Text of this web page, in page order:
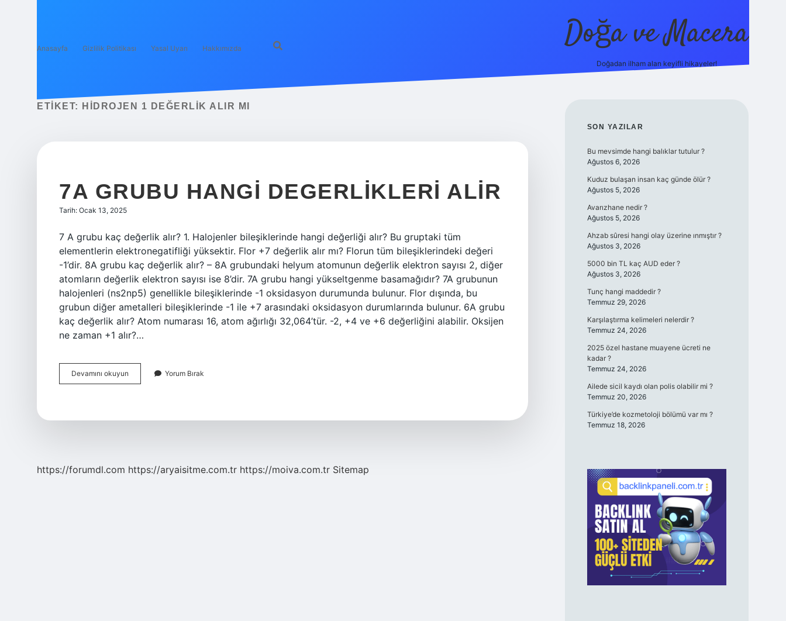
Anasayfa Gizlilik Politikası Yasal Uyarı Hakkımızda Doğa ve Macera
Doğadan ilham alan keyifli hikayeler!
ETIKET: HIDROJEN 1 DEĞERLIK ALIR MI
7A GRUBU HANGI DEGERLIKLERI ALIR
Tarih: Ocak 13, 2025
7 A grubu kaç değerlik alır? 1. Halojenler bileşiklerinde hangi değerliği alır? Bu gruptaki tüm
elementlerin elektronegatifliği yüksektir. Flor +7 değerlik alır mı? Florun tüm bileşiklerindeki değeri
-1’dir. 8A grubu kaç değerlik alır? – 8A grubundaki helyum atomunun değerlik elektron sayısı 2, diğer
atomların değerlik elektron sayısı ise 8’dir. 7A grubu hangi yükseltgenme basamağıdır? 7A grubunun
halojenleri (ns2np5) genellikle bileşiklerinde -1 oksidasyon durumunda bulunur. Flor dışında, bu
grubun diğer ametalleri bileşiklerinde -1 ile +7 arasındaki oksidasyon durumlarında bulunur. 6A grubu
kaç değerlik alır? Atom numarası 16, atom ağırlığı 32,064’tür. -2, +4 ve +6 değerliğini alabilir. Oksijen
ne zaman +1 alır?…
Devamını okuyun
Grubu
Yorum Bırak
https://forumdl.com https://aryaisitme.com.tr https://moiva.com.tr Sitemap
SIDEBAR
SON YAZILAR
Bu mevsimde hangi balıklar tutulur ?
Ağustos 6, 2026
Kuduz bulaşan insan kaç günde ölür ?
Ağustos 5, 2026
Avarızhane nedir ?
Ağustos 5, 2026
Ahzab sûresi hangi olay üzerine ınmıştır ?
Ağustos 3, 2026
5000 bin TL kaç AUD eder ?
Ağustos 3, 2026
Tunç hangi maddedir ?
Temmuz 29, 2026
Karşılaştırma kelimeleri nelerdir ?
Temmuz 24, 2026
2025 özel hastane muayene ücreti ne
kadar ?
Temmuz 24, 2026
Ailede sicil kaydı olan polis olabilir mi ?
Temmuz 20, 2026
Türkiye’de kozmetoloji bölümü var mı ?
Temmuz 18, 2026